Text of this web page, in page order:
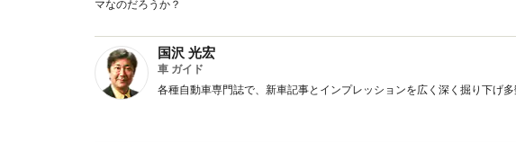
マなのだろうか？
国沢 光宏
車 ガイド
各種自動車専門誌で、新車記事とインプレッションを広く深く掘り下げ多